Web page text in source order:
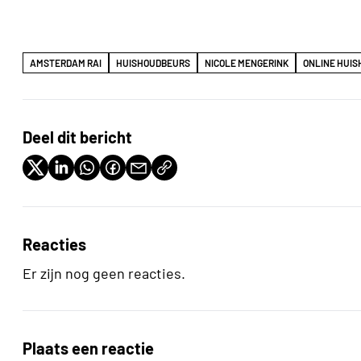
AMSTERDAM RAI HUISHOUDBEURS NICOLE MENGERINK ONLINE
Deel dit bericht
Reacties
Er zijn nog geen reacties.
Plaats een reactie